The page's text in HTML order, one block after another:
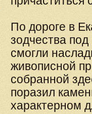
По дороге в
зодчества
смогли
живописной
собранной
поразил
характерном